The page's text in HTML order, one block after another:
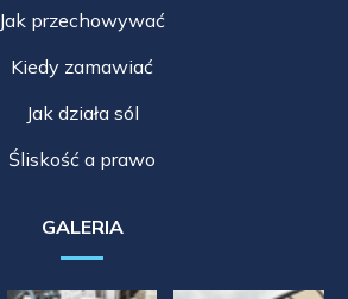
Jak przechowywać
Kiedy zamawiać
Jak działa sól
Śliskość a prawo
GALERIA